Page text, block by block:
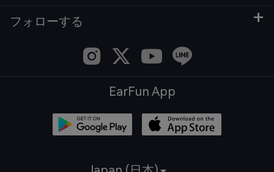
フォローする
EarFun App